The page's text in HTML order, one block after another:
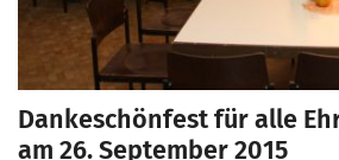
Dankeschönfest für alle
am 26. September 2015